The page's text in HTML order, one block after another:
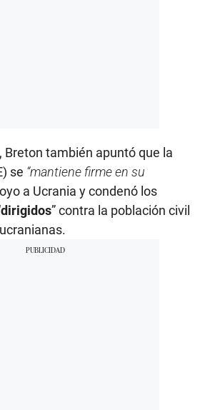
Breton también apuntó que la
se “mantiene firme en su
a Ucrania y condenó los
dirigidos” contra la población civil